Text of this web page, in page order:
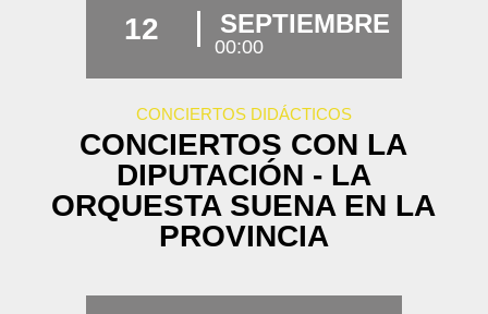
12 SEPTIEMBRE
00:00
CONCIERTOS DIDÁCTICOS
CONCIERTOS CON LA
DIPUTACIÓN - LA
ORQUESTA SUENA EN LA
PROVINCIA